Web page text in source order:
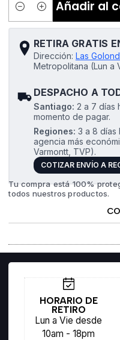
Cantidad Añadir al
RETIRA GRATIS
Dirección: Las
Metropolitana (Lun a
DESPACHO A
Santiago: 2 a 7 días
momento de pagar.
Regiones: 3 a 8 días
agencia más
Varmontt, TVP).
COTIZAR ENVÍO A
Tu compra está 100%
todos nuestros productos.
HORARIO DE
RETIRO
Lun a Vie desde
10am - 18pm